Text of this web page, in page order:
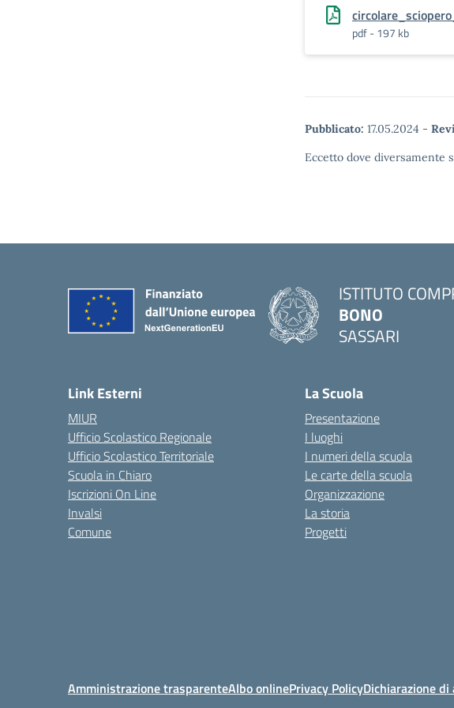
pdf - 197 kb
Pubblicato: 17.05.2024 -
Eccetto dove diversamente
ISTITUTO
BONO
SASSARI
Link Esterni
MIUR
Ufficio Scolastico Regionale
Ufficio Scolastico Territoriale
Scuola in Chiaro
Iscrizioni On Line
Invalsi
Comune
La Scuola
Presentazione
I luoghi
I numeri della scuola
Le carte della scuola
Organizzazione
La storia
Progetti
Amministrazione trasparenteAlbo onlinePrivacy PolicyDichiarazione